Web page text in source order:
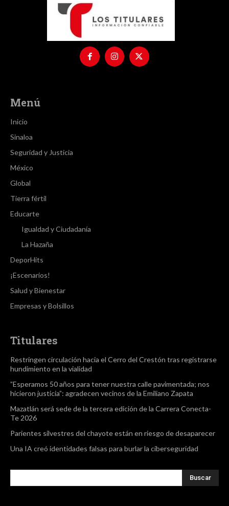
Menú
Inicio
Sinaloa
Seguridad y Justicia
México
Global
Tierra fértil
Educarte
Igualdad y Ciudadanía
La Hazaña
DeporHits
¡Escenarios!
Salud y Bienestar
Empresas y Bolsillos
Titulares
Restringen circulación hacia el Cerro del Crestón tras registrarse
hundimiento en la vialidad
”Esperamos 50 años para tener nuestra calle pavimentada; nos
hicieron justicia”: agradecen vecinos de la Emiliano Zapata
Mazatlán será sede de la tercera edición de la Carrera Conecta-
Te 2026
Parientes silvestres del chayote están en riesgo de desaparecer
Una IA creó identidades falsas para burlar la ciberseguridad
Buscar